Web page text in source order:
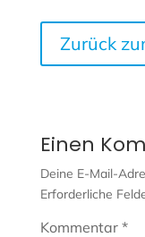
Zurück
Einen
Deine E-Mail-
Erforderliche
Kommentar *